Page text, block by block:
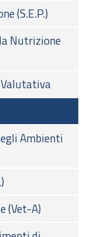
(S.E.P.)
Nutrizione
Valutativa
Ambienti
(Vet-A)